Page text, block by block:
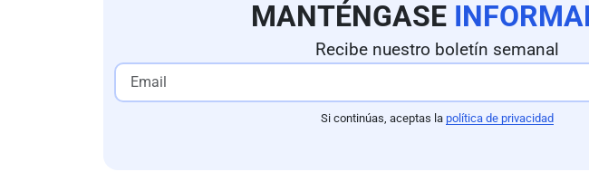
MANTÉNGASE
Recibe nuestro boletín semanal
Si continúas, aceptas la política de privacidad